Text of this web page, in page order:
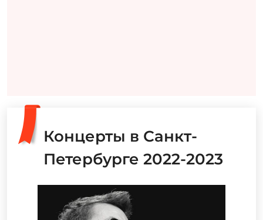
Концерты в Санкт-
Петербурге 2022-2023